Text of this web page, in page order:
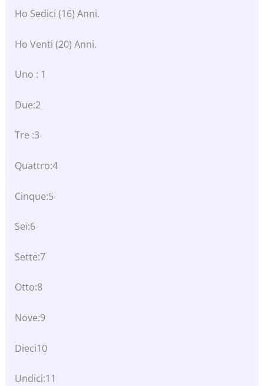
Ho Sedici (16) Anni.
Ho Venti (20) Anni.
Uno : 1
Due:2
Tre :3
Quattro:4
Cinque:5
Sei:6
Sette:7
Otto:8
Nove:9
Dieci10
Undici:11